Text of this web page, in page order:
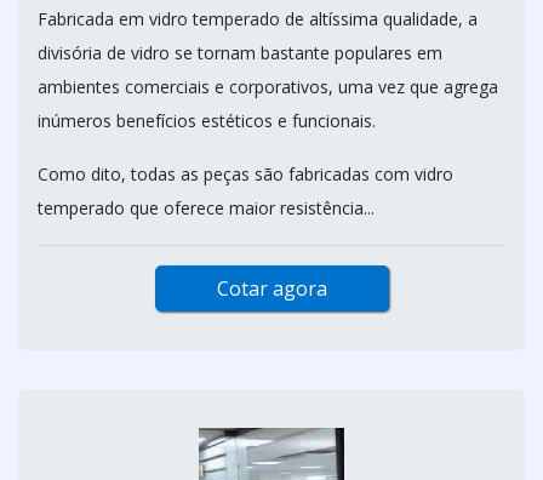
Fabricada em vidro temperado de altíssima qualidade, a
divisória de vidro se tornam bastante populares em
ambientes comerciais e corporativos, uma vez que agrega
inúmeros benefícios estéticos e funcionais.
Como dito, todas as peças são fabricadas com vidro
temperado que oferece maior resistência...
Cotar agora